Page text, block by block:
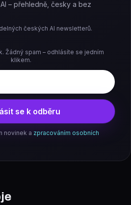
– přehledně, česky a bez
českých AI newsletterů.
Žádný spam – odhlásíte se jedním
klikem.
se k odběru
novinek a zpracováním osobních